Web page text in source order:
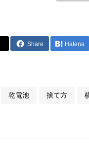
Share Hatena
乾電池 捨て方